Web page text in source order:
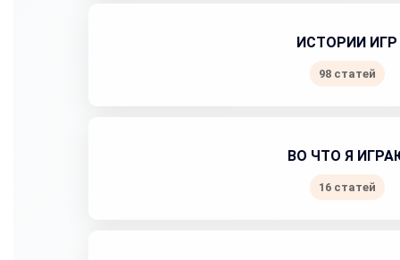
ИСТОРИИ ИГР
98 статей
ВО ЧТО Я
16 статей